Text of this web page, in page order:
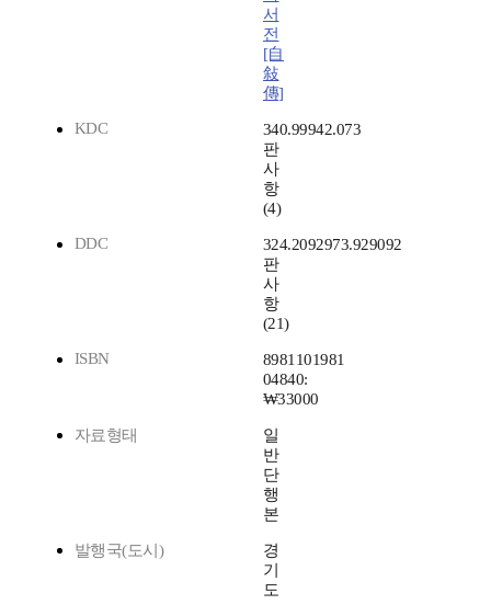
서
전
[自
敍
傳]
KDC
340.99942.073
판
사
항
(4)
DDC
324.2092973.929092
판
사
항
(21)
ISBN
8981101981
04840:
₩33000
자료형태
일
반
단
행
본
발행국(도시)
경
기
도